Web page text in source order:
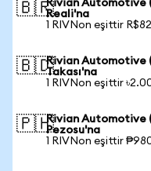
🇧🇷Rivian Automotive
Reali'na
1 RIVNon eşittir
🇧🇩Rivian Automotive
Takası'na
1 RIVNon eşittir
🇵🇭Rivian Automotive
Pezosu'na
1 RIVNon eşittir